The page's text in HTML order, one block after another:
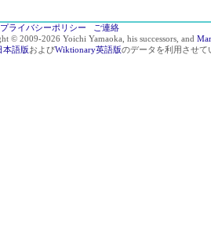
プライバシーポリシー
ご連絡
© 2009-2026 Yoichi Yamaoka, his successors, and
本語版およびWiktionary英語版のデータを利用させて